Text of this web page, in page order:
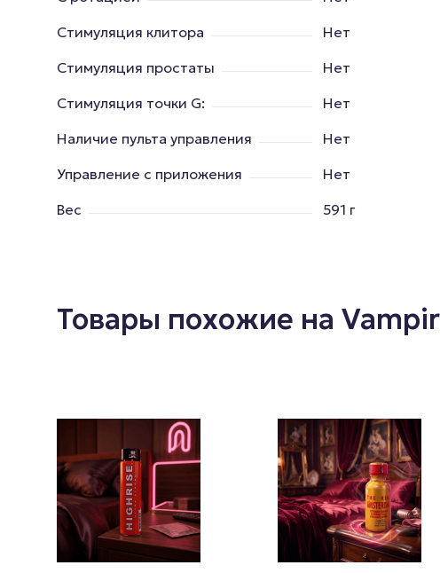
Стимуляция клитора
Нет
Стимуляция простаты
Нет
Стимуляция точки G:
Нет
Наличие пульта управления
Нет
Управление с приложения
Нет
Вес
591 г
Товары похожие на